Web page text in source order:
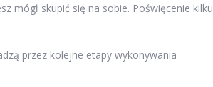
mógł skupić się na sobie. Poświęcenie kilku
przez kolejne etapy wykonywania